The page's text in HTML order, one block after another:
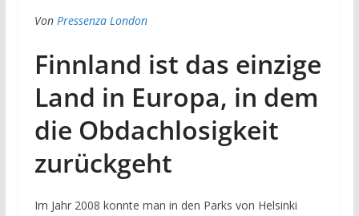
Von Pressenza London
Finnland ist das einzige
Land in Europa, in dem
die Obdachlosigkeit
zurückgeht
Im Jahr 2008 konnte man in den Parks von Helsinki